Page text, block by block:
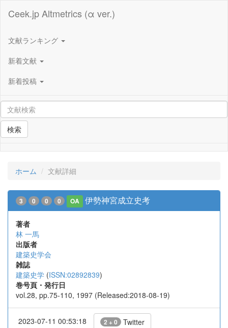
Ceek.jp Altmetrics (α ver.)
文献ランキング
新着文献
新着投稿
検索
ホーム 文献詳細
3 0 0 0 OA 伊勢神宮成立史考
著者
林 一馬
出版者
建築史学会
雑誌
建築史学 (ISSN:02892839)
巻号頁・発行日
vol.28, pp.75-110, 1997 (Released:2018-08-19)
2023-07-11 00:53:18 2 + 0 Twitter